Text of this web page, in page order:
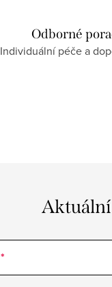
Odborné
Individuální péče a
Aktuální